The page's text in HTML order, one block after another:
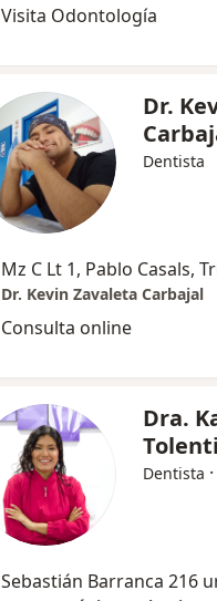
Visita Odontología
Dr.
Dentista
Mz C Lt 1, Pablo Casals,
Dr. Kevin Zavaleta Carbajal
Consulta online
Dra.
Dentista ·